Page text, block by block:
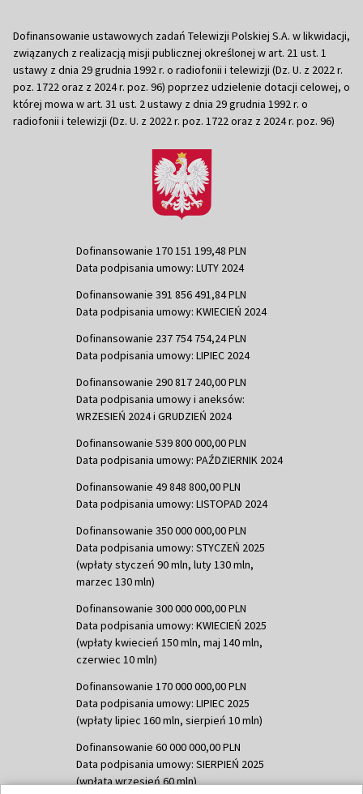
Dofinansowanie ustawowych zadań Telewizji Polskiej S.A. w likwidacji,
związanych z realizacją misji publicznej określonej w art. 21 ust. 1
ustawy z dnia 29 grudnia 1992 r. o radiofonii i telewizji (Dz. U. z 2022 r.
poz. 1722 oraz z 2024 r. poz. 96) poprzez udzielenie dotacji celowej, o
której mowa w art. 31 ust. 2 ustawy z dnia 29 grudnia 1992 r. o
radiofonii i telewizji (Dz. U. z 2022 r. poz. 1722 oraz z 2024 r. poz. 96)
Dofinansowanie 170 151 199,48 PLN
Data podpisania umowy: LUTY 2024
Dofinansowanie 391 856 491,84 PLN
Data podpisania umowy: KWIECIEŃ 2024
Dofinansowanie 237 754 754,24 PLN
Data podpisania umowy: LIPIEC 2024
Dofinansowanie 290 817 240,00 PLN
Data podpisania umowy i aneksów:
WRZESIEŃ 2024 i GRUDZIEŃ 2024
Dofinansowanie 539 800 000,00 PLN
Data podpisania umowy: PAŹDZIERNIK 2024
Dofinansowanie 49 848 800,00 PLN
Data podpisania umowy: LISTOPAD 2024
Dofinansowanie 350 000 000,00 PLN
Data podpisania umowy: STYCZEŃ 2025
(wpłaty styczeń 90 mln, luty 130 mln,
marzec 130 mln)
Dofinansowanie 300 000 000,00 PLN
Data podpisania umowy: KWIECIEŃ 2025
(wpłaty kwiecień 150 mln, maj 140 mln,
czerwiec 10 mln)
Dofinansowanie 170 000 000,00 PLN
Data podpisania umowy: LIPIEC 2025
(wpłaty lipiec 160 mln, sierpień 10 mln)
Dofinansowanie 60 000 000,00 PLN
Data podpisania umowy: SIERPIEŃ 2025
(wpłata wrzesień 60 mln)